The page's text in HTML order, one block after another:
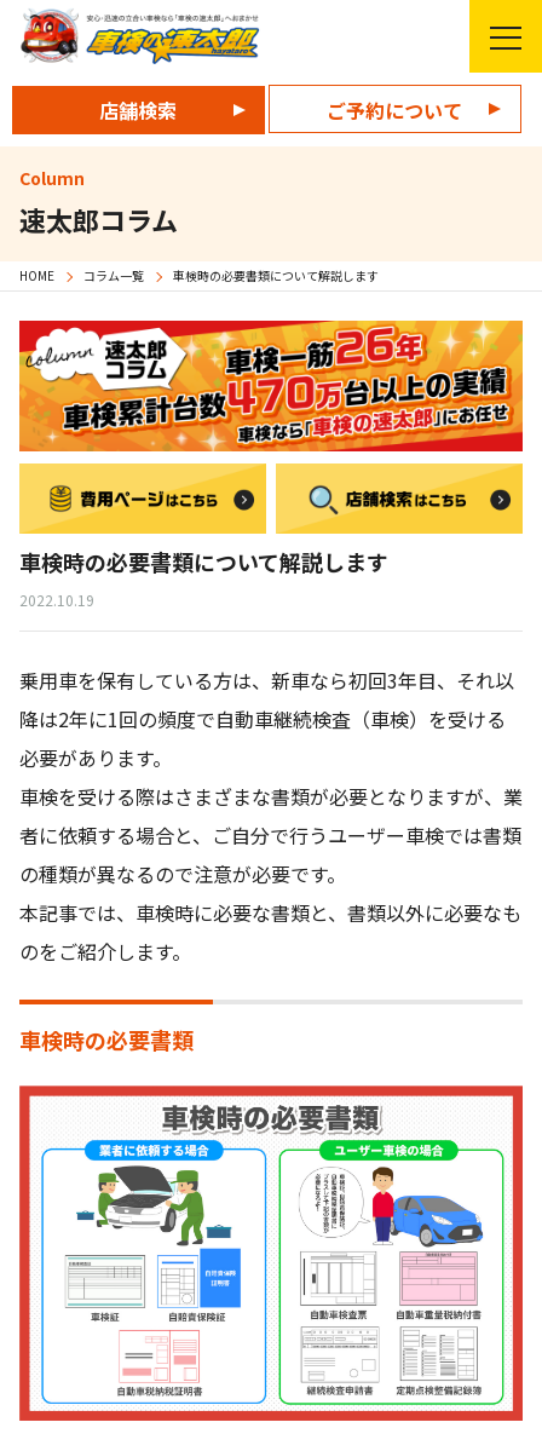
店舗検索 ご予約について
Column
速太郎コラム
HOME コラム一覧 車検時の必要書類について解説します
車検時の必要書類について解説します
2022.10.19
乗用車を保有している方は、新車なら初回3年目、それ以
降は2年に1回の頻度で自動車継続検査（車検）を受ける
必要があります。
車検を受ける際はさまざまな書類が必要となりますが、業
者に依頼する場合と、ご自分で行うユーザー車検では書類
の種類が異なるので注意が必要です。
本記事では、車検時に必要な書類と、書類以外に必要なも
のをご紹介します。
車検時の必要書類